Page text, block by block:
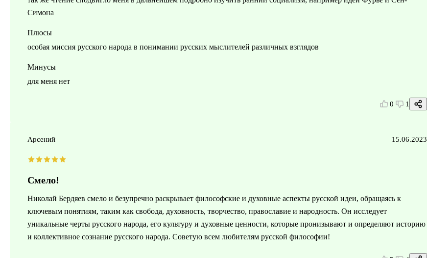
Симона
Плюсы
особая миссия русского народа в понимании русских мыслителей различных взглядов
Минусы
для меня нет
0 1
Арсений 15.06.2023
Смело!
Николай Бердяев смело и безупречно раскрывает философские и духовные аспекты русской идеи, обращаясь к
ключевым понятиям, таким как свобода, духовность, творчество, православие и народность. Он исследует
уникальные черты русского народа, его культуру и духовные ценности, которые пронизывают и определяют историю
и коллективное сознание русского народа. Советую всем любителям русской философии!